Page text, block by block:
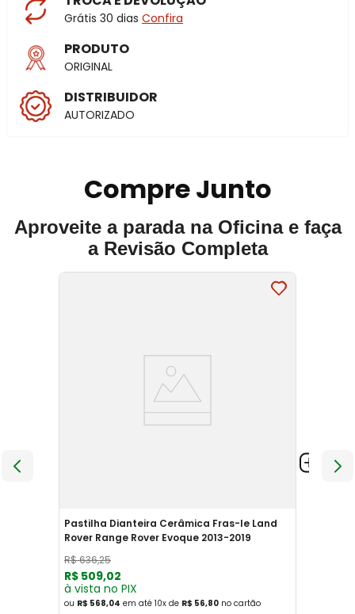
Grátis 30 dias Confira
PRODUTO
ORIGINAL
DISTRIBUIDOR
AUTORIZADO
Compre Junto
Aproveite a parada na Oficina e faça
a Revisão Completa
Pastilha Dianteira Cerâmica Fras-le Land
Rover Range Rover Evoque 2013-2019
R$636,25
R$ 509,02
à vista no PIX
ou R$ 568,04 em até 10x de R$ 56,80 no cartão